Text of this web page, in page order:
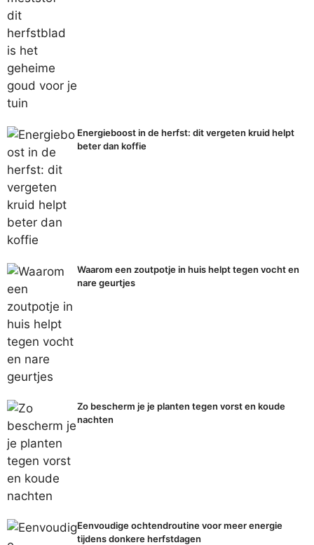
Energieboost in de herfst: dit vergeten kruid helpt
beter dan koffie
Waarom een zoutpotje in huis helpt tegen vocht en
nare geurtjes
Zo bescherm je je planten tegen vorst en koude
nachten
Eenvoudige ochtendroutine voor meer energie
tijdens donkere herfstdagen